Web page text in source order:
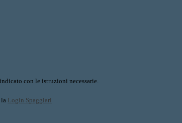
con le istruzioni necessarie.
la Login Spaggiari